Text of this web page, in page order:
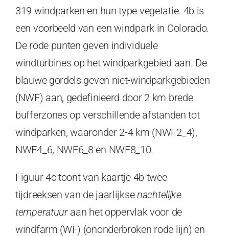
319 windparken en hun type vegetatie. 4b is
een voorbeeld van een windpark in Colorado.
De rode punten geven individuele
windturbines op het windparkgebied aan. De
blauwe gordels geven niet-windparkgebieden
(NWF) aan, gedefinieerd door 2 km brede
bufferzones op verschillende afstanden tot
windparken, waaronder 2-4 km (NWF2_4),
NWF4_6, NWF6_8 en NWF8_10.
Figuur 4c toont van kaartje 4b twee
tijdreeksen van de jaarlijksenachtelijke
temperatuuraan het oppervlak voor de
windfarm (WF) (ononderbroken rode lijn) en